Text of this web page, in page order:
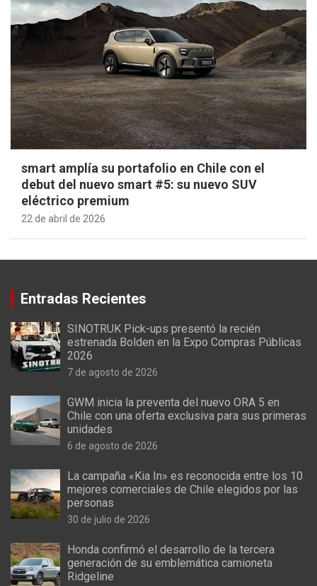
smart amplía su portafolio en Chile con el
debut del nuevo smart #5: su nuevo SUV
eléctrico premium
22 de abril de 2026
Entradas Recientes
SINOTRUK Pick-ups presentó la recién
estrenada Bolden en la Expo Compras Públicas
2026
7 de agosto de 2026
GWM inicia la preventa del nuevo ORA 5 en
Chile con una oferta exclusiva para sus primeras
unidades
6 de agosto de 2026
La campaña «Kia In» es reconocida entre los 10
mejores comerciales de Chile elegidos por las
personas
30 de julio de 2026
Honda confirmó el desarrollo de la tercera
generación de su emblemática camioneta
Ridgeline